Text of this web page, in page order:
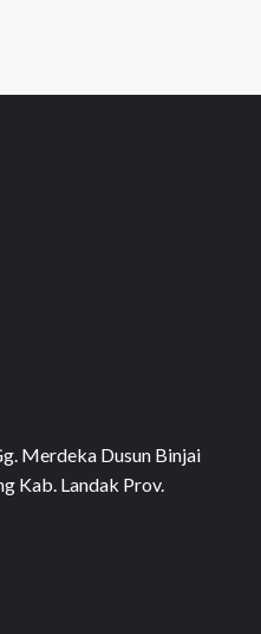
Merdeka Dusun Binjai
Kab. Landak Prov.